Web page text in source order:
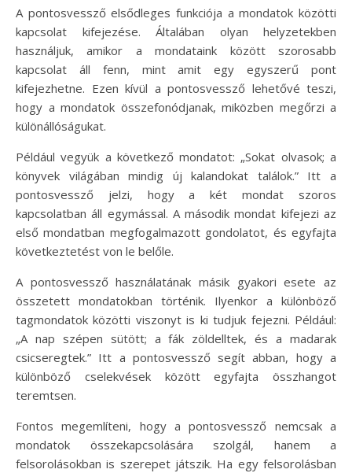
A pontosvessző elsődleges funkciója a mondatok közötti
kapcsolat kifejezése. Általában olyan helyzetekben
használjuk, amikor a mondataink között szorosabb
kapcsolat áll fenn, mint amit egy egyszerű pont
kifejezhetne. Ezen kívül a pontosvessző lehetővé teszi,
hogy a mondatok összefonódjanak, miközben megőrzi a
különállóságukat.
Például vegyük a következő mondatot: „Sokat olvasok; a
könyvek világában mindig új kalandokat találok.” Itt a
pontosvessző jelzi, hogy a két mondat szoros
kapcsolatban áll egymással. A második mondat kifejezi az
első mondatban megfogalmazott gondolatot, és egyfajta
következtetést von le belőle.
A pontosvessző használatának másik gyakori esete az
összetett mondatokban történik. Ilyenkor a különböző
tagmondatok közötti viszonyt is ki tudjuk fejezni. Például:
„A nap szépen sütött; a fák zöldelltek, és a madarak
csicseregtek.” Itt a pontosvessző segít abban, hogy a
különböző cselekvések között egyfajta összhangot
teremtsen.
Fontos megemlíteni, hogy a pontosvessző nemcsak a
mondatok összekapcsolására szolgál, hanem a
felsorolásokban is szerepet játszik. Ha egy felsorolásban